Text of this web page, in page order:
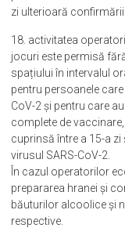
zi ulterioară
18. activitatea
jocuri este permisă
spațiului în intervalul
pentru persoanele
CoV-2 și pentru care
complete de
cuprinsă între a 15-a
virusul SARS-CoV-2.
În cazul operatorilor
prepararea hranei şi
băuturilor alcoolice şi
respective.